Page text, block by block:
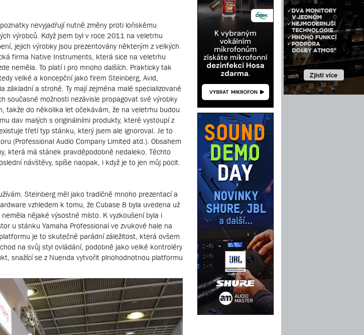
nevyjadřují nutně změny proti loňskému
výrobců. Když jsem byl v roce 2011 na veletrhu
jejich výrobky jsou prezentovány některým z velkých
firma Native Instruments, která sice na veletrhu
neměla. To platí i pro mnoho dalších. Prakticky tak
velké a koncepční jako firem Steinberg, Avid,
základní a strohé. Ty mají zejména malé specializované
současné možnosti nezávisle propagovat své výrobky
takže do několika let očekávám, že na veletrhu budou
dav malých s originálními produkty, které vystoupí z
třetí typ stánku, který jsem ale ignoroval. Je to
(Professional Audio Company Limited atd.). Obsahem
která má stánek pravděpodobně nedaleko. Těchto
návštěvy, spíše naopak, i když je to jen můj pocit.
Steinberg měl jako tradičně mnoho prezentací a
vzhledem k tomu, že Cubase 8 byla uvedena už
nějaké výsostné místo. K vyzkoušení byla i
u stánku Yamaha Professional ve zvukové hale na
je to skutečně parádní záležitost, která ovšem
na svůj styl ovládání, podobně jako velké kontroléry
snažící se z Nuenda vytvořit plnohodnotnou platformu